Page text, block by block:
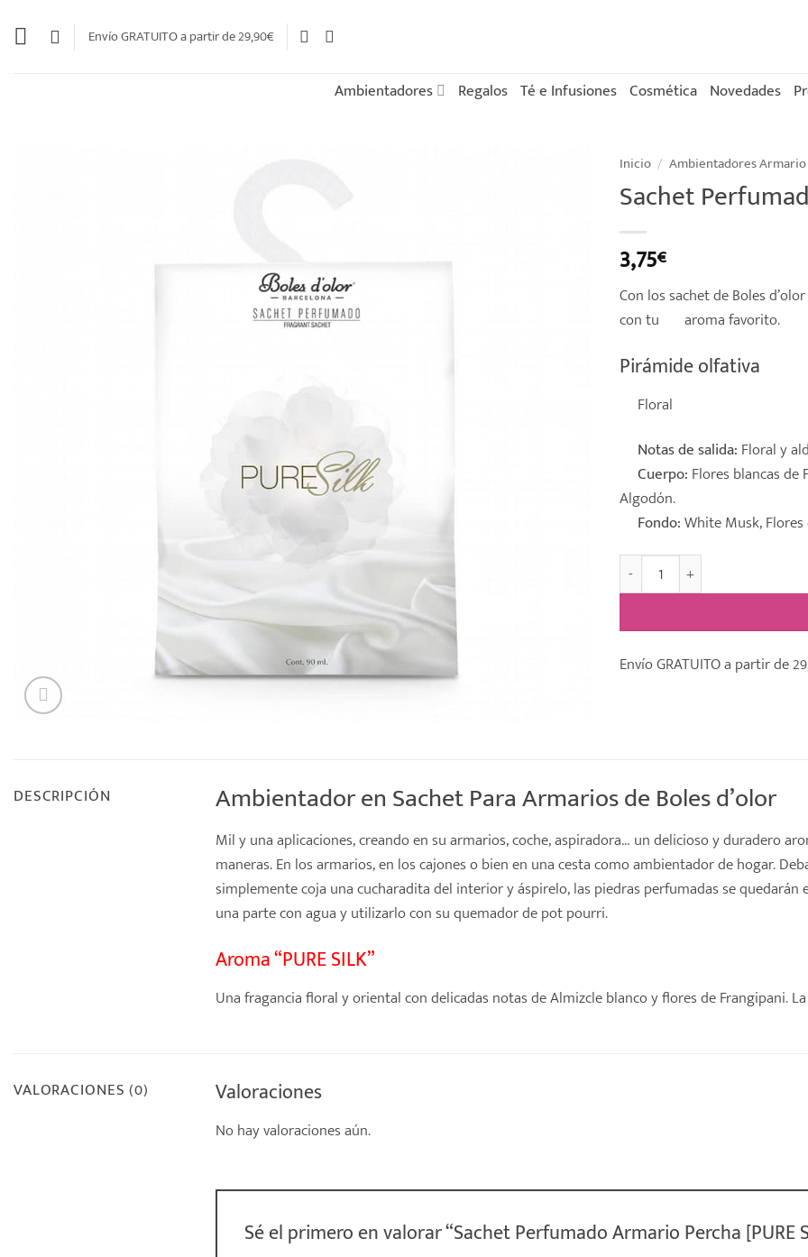
Envío GRATUITO a partir de 29,90€
Ambientadores Regalos Té e Infusiones Cosmética Novedades
Inicio / Ambientadores
Sachet
3,75€
Con los sachet de Boles
con tu
aroma favorito.
Pirámide olfativa
Floral
Notas de salida: Floral y
Cuerpo: Flores blancas de
Algodón.
Fondo:White Musk,
Sachet Perfumado Armario
Envío GRATUITO a partir de
DESCRIPCIÓN Ambientador en Sachet Para Armarios de Boles d’olor
Mil y una aplicaciones, creando en su armarios, coche, aspiradora… un delicioso y duradero
maneras. En los armarios, en los cajones o bien en una cesta como ambientador de hogar.
simplemente coja una cucharadita del interior y áspirelo, las piedras perfumadas se
una parte con agua y utilizarlo con su quemador de pot pourri.
Aroma “PURE SILK”
Una fragancia floral y oriental con delicadas notas de Almizcle blanco y flores de Frangipani.
VALORACIONES (0) Valoraciones
No hay valoraciones aún.
Sé el primero en valorar “Sachet Perfumado Armario Percha [PURE